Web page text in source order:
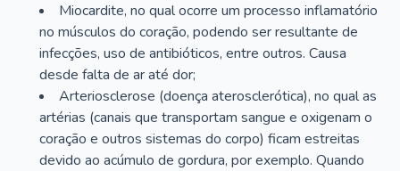
Miocardite, no qual ocorre um processo inflamatório
no músculos do coração, podendo ser resultante de
infecções, uso de antibióticos, entre outros. Causa
desde falta de ar até dor;
Arteriosclerose (doença aterosclerótica), no qual as
artérias (canais que transportam sangue e oxigenam o
coração e outros sistemas do corpo) ficam estreitas
devido ao acúmulo de gordura, por exemplo. Quando